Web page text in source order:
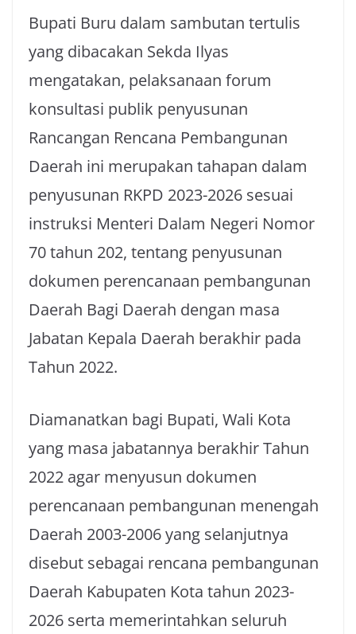
Bupati Buru dalam sambutan tertulis
yang dibacakan Sekda Ilyas
mengatakan, pelaksanaan forum
konsultasi publik penyusunan
Rancangan Rencana Pembangunan
Daerah ini merupakan tahapan dalam
penyusunan RKPD 2023-2026 sesuai
instruksi Menteri Dalam Negeri Nomor
70 tahun 202, tentang penyusunan
dokumen perencanaan pembangunan
Daerah Bagi Daerah dengan masa
Jabatan Kepala Daerah berakhir pada
Tahun 2022.
Diamanatkan bagi Bupati, Wali Kota
yang masa jabatannya berakhir Tahun
2022 agar menyusun dokumen
perencanaan pembangunan menengah
Daerah 2003-2006 yang selanjutnya
disebut sebagai rencana pembangunan
Daerah Kabupaten Kota tahun 2023-
2026 serta memerintahkan seluruh